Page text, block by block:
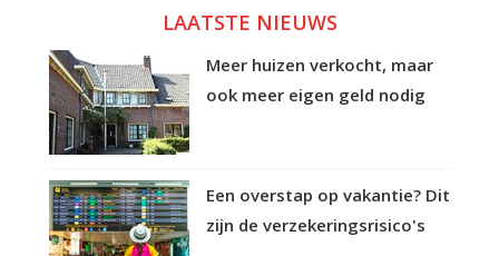
LAATSTE NIEUWS
Meer huizen verkocht, maar
ook meer eigen geld nodig
Een overstap op vakantie? Dit
zijn de verzekeringsrisico's